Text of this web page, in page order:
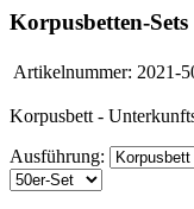
Korpusbetten-Sets
Artikelnummer: 2021-
Korpusbett -
Ausführung: